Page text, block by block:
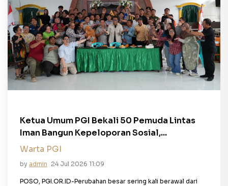
Ketua Umum PGI Bekali 50 Pemuda Lintas
Iman Bangun Kepeloporan Sosial,...
Warta PGI
by admin 24 Jul 2026 11:09
POSO, PGI.OR.ID-Perubahan besar sering kali berawal dari